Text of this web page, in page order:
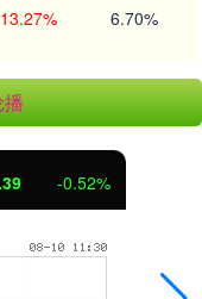
13.27% 6.70%
播
-0.52%